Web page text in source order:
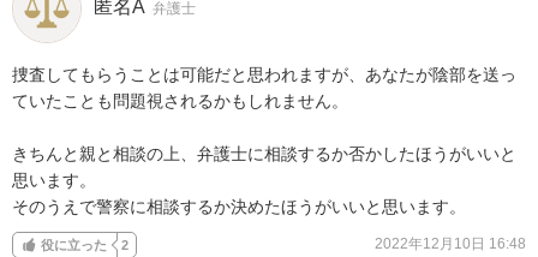
匿名A 弁護士
捜査してもらうことは可能だと思われますが、あなたが陰部を送っ
ていたことも問題視されるかもしれません。
きちんと親と相談の上、弁護士に相談するか否かしたほうがいいと
思います。
そのうえで警察に相談するか決めたほうがいいと思います。
役に立った 2 2022年12月10日 16:48